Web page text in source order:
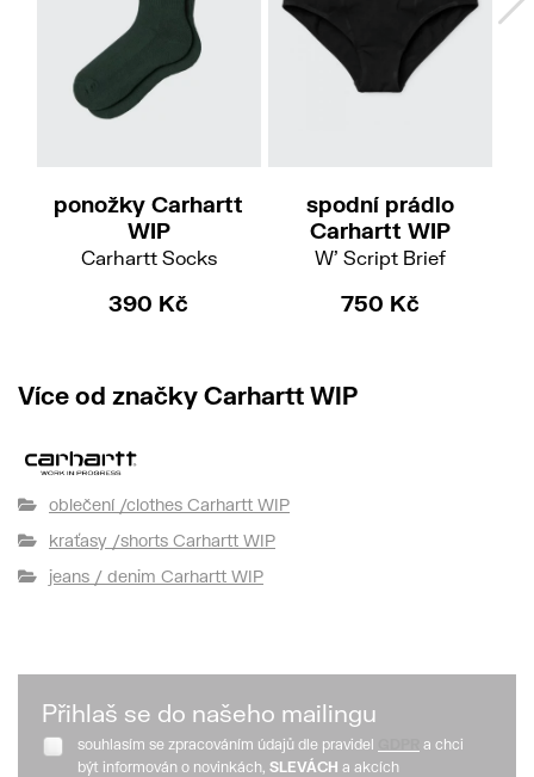
ponožky Carhartt
WIP
Carhartt Socks
390 Kč
spodní prádlo
Carhartt WIP
W' Script Brief
750 Kč
Více od značky Carhartt WIP
oblečení /clothes Carhartt WIP
kraťasy /shorts Carhartt WIP
jeans / denim Carhartt WIP
Přihlaš se do našeho mailingu
souhlasím se zpracováním údajů dle pravidel
a chci
být informován o novinkách, SLEVÁCH a akcích